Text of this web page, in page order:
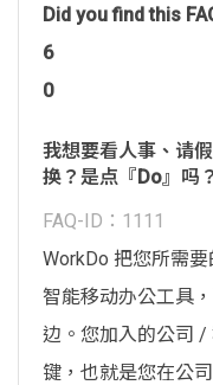
Did you find this
6
0
我想要看人事、请
换？是点『Do』吗？
FAQ-ID：1111
WorkDo 把您所需
智能移动办公工具
边。您加入的公司
键，也就是您在公